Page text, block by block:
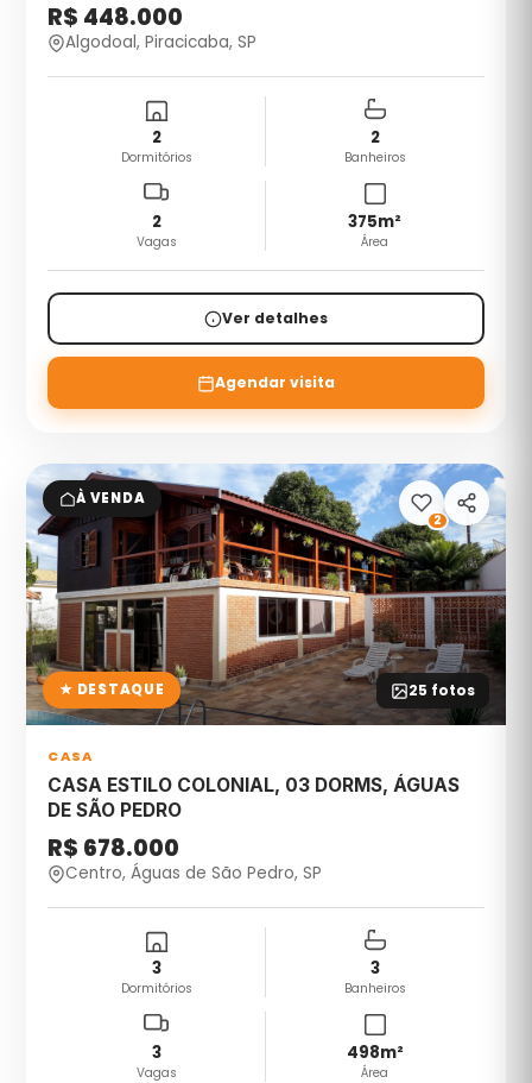
R$ 448.000
Algodoal, Piracicaba, SP
2
Dormitórios
2
Banheiros
2
Vagas
375m²
Área
Ver detalhes
Agendar visita
À VENDA
25 fotos
★ DESTAQUE
2
CASA
CASA ESTILO COLONIAL, 03 DORMS, ÁGUAS
DE SÃO PEDRO
R$ 678.000
Centro, Águas de São Pedro, SP
3
Dormitórios
3
Banheiros
3
Vagas
498m²
Área